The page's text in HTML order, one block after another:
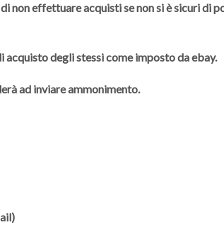
non effettuare acquisti se non si è sicuri di
degli stessi come imposto da ebay.
ad inviare ammonimento.